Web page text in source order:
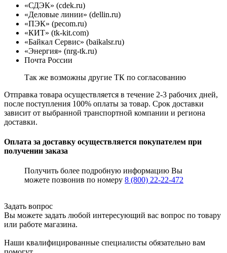
«СДЭК» (cdek.ru)
«Деловые линии» (dellin.ru)
«ПЭК» (pecom.ru)
«КИТ» (tk-kit.com)
«Байкал Сервис» (baikalsr.ru)
«Энергия» (nrg-tk.ru)
Почта России
Так же возможны другие ТК по согласованию
Отправка товара осуществляется в течение 2-3 рабочих дней,
после поступления 100% оплаты за товар. Срок доставки
зависит от выбранной транспортной компании и региона
доставки.
Оплата за доставку осуществляется покупателем при
получении заказа
Получить более подробную информацию Вы
можете позвонив по номеру 8 (800) 22-22-472
Задать вопрос
Вы можете задать любой интересующий вас вопрос по товару
или работе магазина.
Наши квалифицированные специалисты обязательно вам